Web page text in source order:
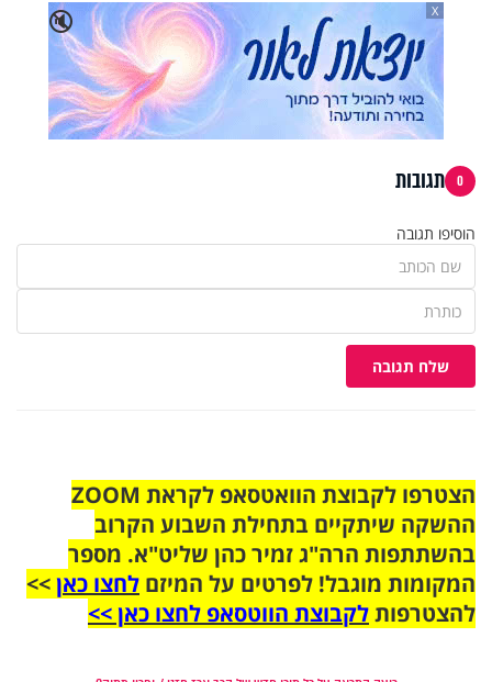
🔇
X
0 תגובות
הוסיפו תגובה
שלח תגובה
הצטרפו לקבוצת הוואטסאפ לקראת ZOOM
ההשקה שיתקיים בתחילת השבוע הקרוב
בהשתתפות הרה"ג זמיר כהן שליט"א. מספר
המקומות מוגבל! לפרטים על המיזם לחצו כאן>>
להצטרפותלקבוצת הווטסאפ לחצו כאן >>